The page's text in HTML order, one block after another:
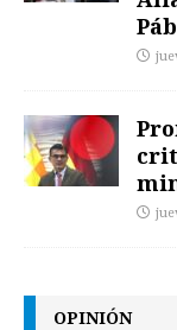
OPINIÓN